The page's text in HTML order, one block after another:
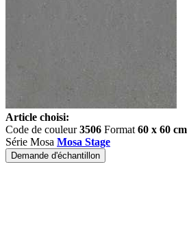
Article choisi:
Code de couleur3506 Format 60 x 60 cm
Série Mosa Mosa Stage
Demande d'échantillon